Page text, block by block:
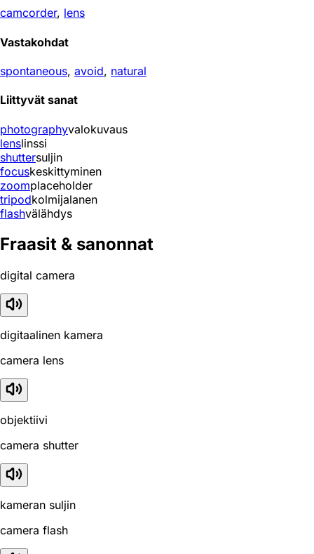
camcorder, lens
Vastakohdat
spontaneous, avoid, natural
Liittyvät sanat
photographyvalokuvaus
lenslinssi
shuttersuljin
focuskeskittyminen
zoomplaceholder
tripodkolmijalanen
flashvälähdys
Fraasit & sanonnat
digital camera
digitaalinen kamera
camera lens
objektiivi
camera shutter
kameran suljin
camera flash